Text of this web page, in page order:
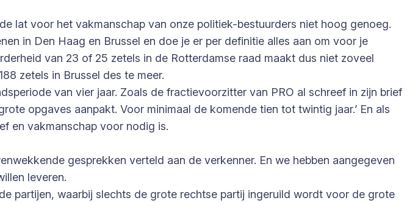
lat voor het vakmanschap van onze politiek-bestuurders niet hoog genoeg.
in Den Haag en Brussel en doe je er per definitie alles aan om voor je
van 23 of 25 zetels in de Rotterdamse raad maakt dus niet zoveel
zetels in Brussel des te meer.
van vier jaar. Zoals de fractievoorzitter van PRO al schreef in zijn brief
opgaves aanpakt. Voor minimaal de komende tien tot twintig jaar.’ En als
en vakmanschap voor nodig is.
gesprekken verteld aan de verkenner. En we hebben aangegeven
leveren.
partijen, waarbij slechts de grote rechtse partij ingeruild wordt voor de grote